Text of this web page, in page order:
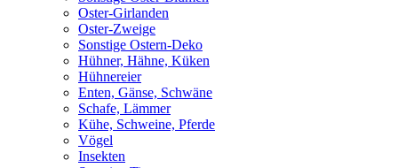
Oster-Girlanden
Oster-Zweige
Sonstige Ostern-Deko
Hühner, Hähne, Küken
Hühnereier
Enten, Gänse, Schwäne
Schafe, Lämmer
Kühe, Schweine, Pferde
Vögel
Insekten